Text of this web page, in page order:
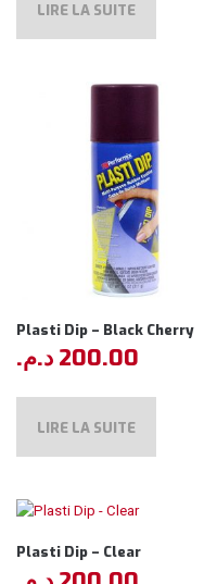
LIRE LA SUITE
Plasti Dip – Black Cherry
200.00 د.م.
LIRE LA SUITE
Plasti Dip – Clear